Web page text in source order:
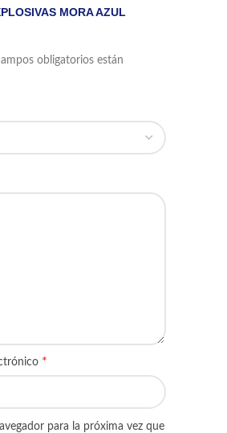
MORA AZUL
obligatorios están
*
para la próxima vez que